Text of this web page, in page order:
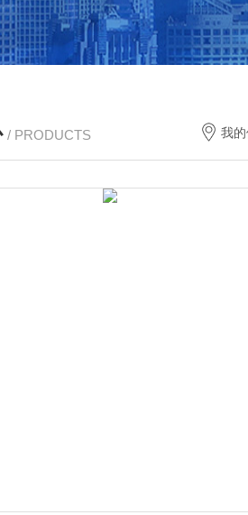
/ PRODUCTS 我的